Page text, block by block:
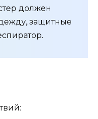
должен
защитные